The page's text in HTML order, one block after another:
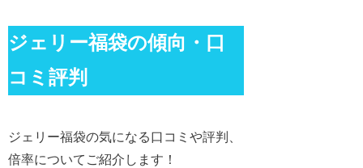
ジェリー福袋の傾向・口
コミ評判
ジェリー福袋の気になる口コミや評判、
倍率についてご紹介します！